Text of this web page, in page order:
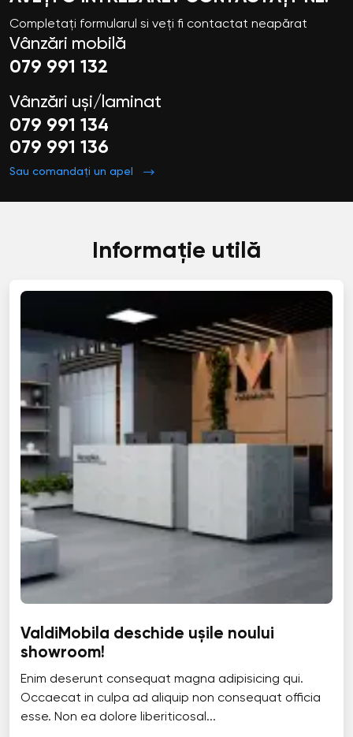
Completați formularul si veți fi contactat neapărat
Vânzări mobilă
079 991 132
Vânzări uși/laminat
079 991 134
079 991 136
Sau comandați un apel
Informație utilă
ValdiMobila deschide ușile noului
showroom!
Enim deserunt consequat magna adipisicing qui.
Occaecat in culpa ad aliquip non consequat officia
esse. Non ea dolore liberiticosal...